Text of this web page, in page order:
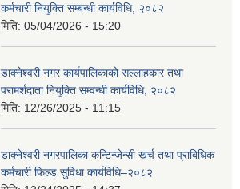
कर्मचारी नियुक्ति सम्बन्धी कार्यविधि, २०८२
मिति: 05/04/2026 - 15:20
डाक्नेश्वरी नगर कार्यपालिकाको सल्लाहकार तथा
परामर्शदाता नियुक्ति सम्वन्धी कार्यविधि, २०८२
मिति: 12/26/2025 - 11:15
डाक्नेश्वरी नगरपालिका कन्टिन्जेन्सी खर्च तथा प्राबिधिक
कर्मचारी फिल्ड सुविधा कार्यविधि–२०८२